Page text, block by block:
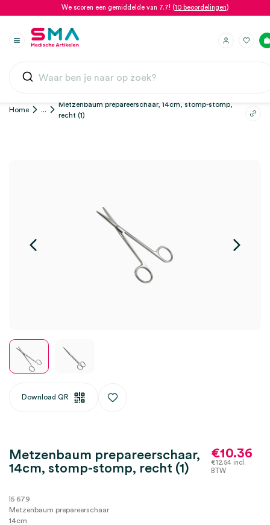
We scoren een gemiddelde van 7.7! (10 beoordelingen)
Home ...
Metzenbaum prepareerschaar, 14cm, stomp-stomp,
recht (1)
Download QR
Metzenbaum prepareerschaar,
14cm, stomp-stomp, recht (1)
€10.36
€12.54incl.
BTW
I5 679
Metzenbaum prepareerschaar
14cm